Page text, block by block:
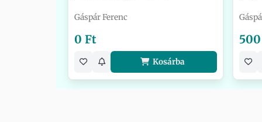
Gáspár Ferenc
0 Ft
Kosárba